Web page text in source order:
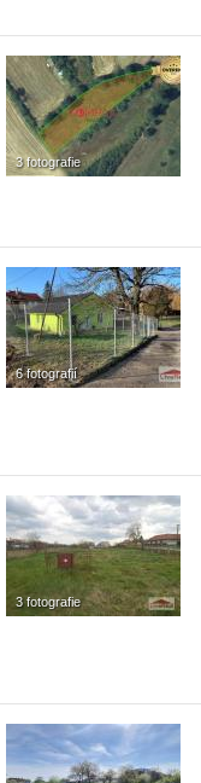
3 fotografie
6 fotografií
3 fotografie